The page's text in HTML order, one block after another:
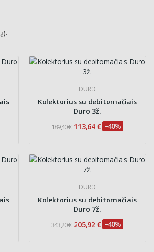
DURO
Kolektorius su debitomačiais
Duro 3ž.
189,40 € 113,64 € −40%
DURO
Kolektorius su debitomačiais
Duro 7ž.
343,20 € 205,92 € −40%